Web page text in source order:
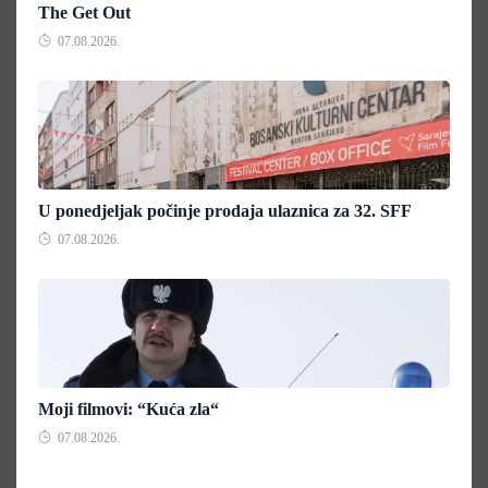
The Get Out
07.08.2026.
U ponedjeljak počinje prodaja ulaznica za 32. SFF
07.08.2026.
Moji filmovi: “Kuća zla“
07.08.2026.